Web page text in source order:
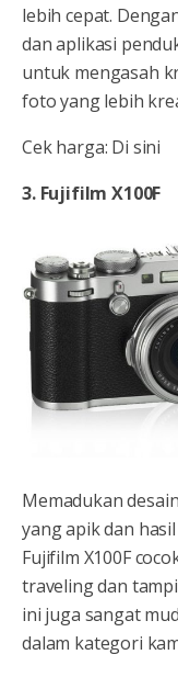
lebih cepat.
dan aplikasi
untuk mengasah
foto yang lebih
Cek harga: Di sini
3. Fujifilm X100F
Memadukan
yang apik dan
Fujifilm X100F
traveling dan
ini juga sangat
dalam kategori